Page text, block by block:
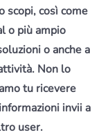
scopi, così come
o più ampio
o anche a
Non lo
tu ricevere
invii a
user.